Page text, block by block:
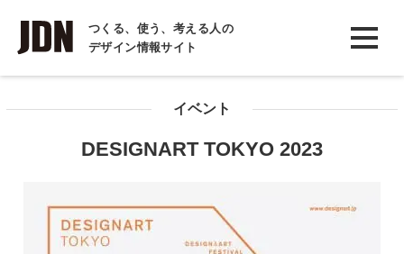
つくる、使う、考える人の
デザイン情報サイト
INTERVIEW
インタビュー
イベント
DESIGNART TOKYO 2023